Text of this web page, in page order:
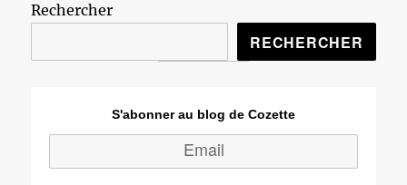
Rechercher
RECHERCHER
S'abonner au blog de Cozette